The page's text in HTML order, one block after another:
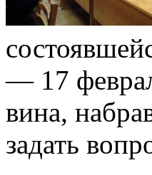
— 17
вина,
задать